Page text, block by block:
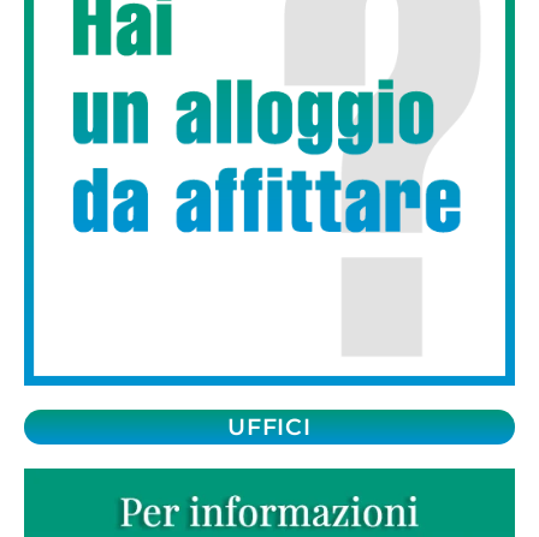
UFFICI